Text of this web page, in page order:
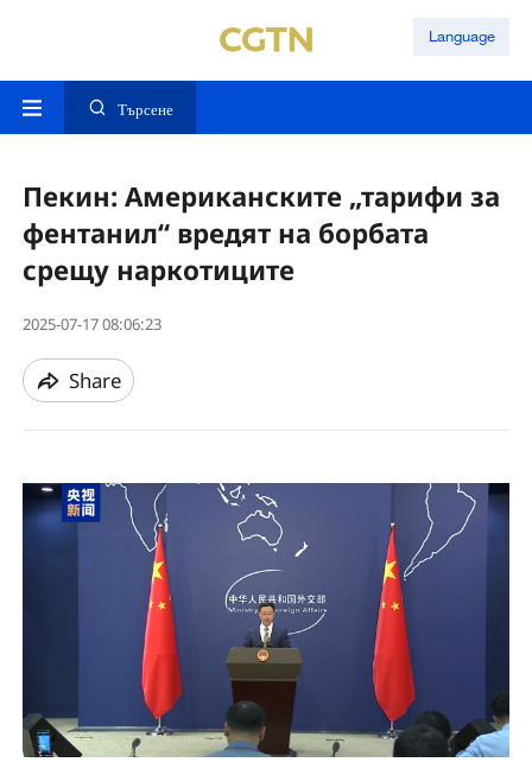
Language
Търсене
Пекин: Американските „тарифи за
фентанил“ вредят на борбата
срещу наркотиците
2025-07-17 08:06:23
Share